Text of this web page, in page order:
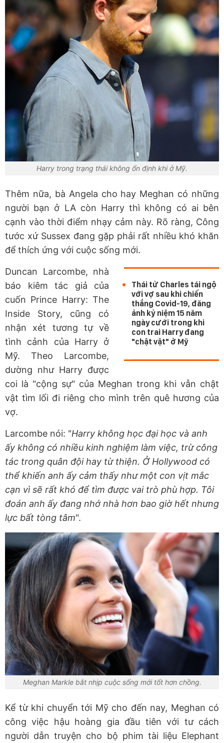
Harry trong trạng thái không ổn định khi ở Mỹ.
Thêm nữa, bà Angela cho hay Meghan có những
người bạn ở LA còn Harry thì không có ai bên
cạnh vào thời điểm nhạy cảm này. Rõ ràng, Công
tước xứ Sussex đang gặp phải rất nhiều khó khăn
để thích ứng với cuộc sống mới.
Thái tử Charles tái ngộ
với vợ sau khi chiến
thắng Covid-19, đăng
ảnh kỷ niệm 15 năm
ngày cưới trong khi
con trai Harry đang
"chật vật" ở Mỹ
Duncan Larcombe, nhà
báo kiêm tác giả của
cuốn Prince Harry: The
Inside Story, cũng có
nhận xét tương tự về
tình cảnh của Harry ở
Mỹ. Theo Larcombe,
dường như Harry được
coi là "cộng sự" của Meghan trong khi vẫn chật
vật tìm lối đi riêng cho mình trên quê hương của
vợ.
Larcombe nói: "Harry không học đại học và anh
ấy không có nhiều kinh nghiệm làm việc, trừ công
tác trong quân đội hay từ thiện. Ở Hollywood có
thể khiến anh ấy cảm thấy như một con vịt mắc
cạn vì sẽ rất khó để tìm được vai trò phù hợp. Tôi
đoán anh ấy đang nhớ nhà hơn bao giờ hết nhưng
lực bất tòng tâm".
Meghan Markle bắt nhịp cuộc sống mới tốt hơn chồng.
Kể từ khi chuyển tới Mỹ cho đến nay, Meghan có
công việc hậu hoàng gia đầu tiên với tư cách
người dẫn truyện cho bộ phim tài liệu Elephant